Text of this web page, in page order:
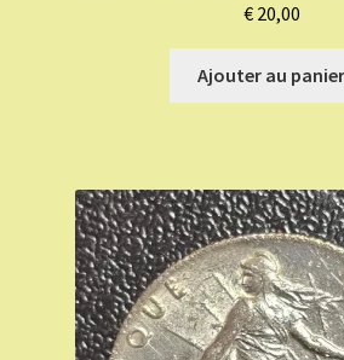
€20,00
Ajouter au panier